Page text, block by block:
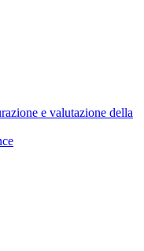
e valutazione della